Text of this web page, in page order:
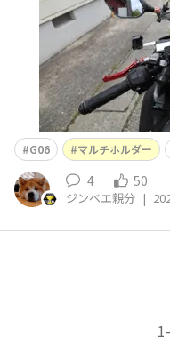
G06 マルチホルダー
4 50
ジンベエ親分 |